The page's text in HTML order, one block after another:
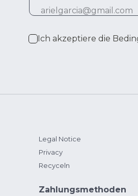
Ich akzeptiere die
Legal Notice
Privacy
Recyceln
Zahlungsmethoden